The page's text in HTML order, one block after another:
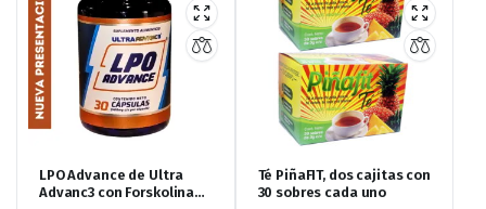
LPO Advance de Ultra
Advanc3 con Forskolina
Té PiñaFIT, dos cajitas con
30 sobres cada uno